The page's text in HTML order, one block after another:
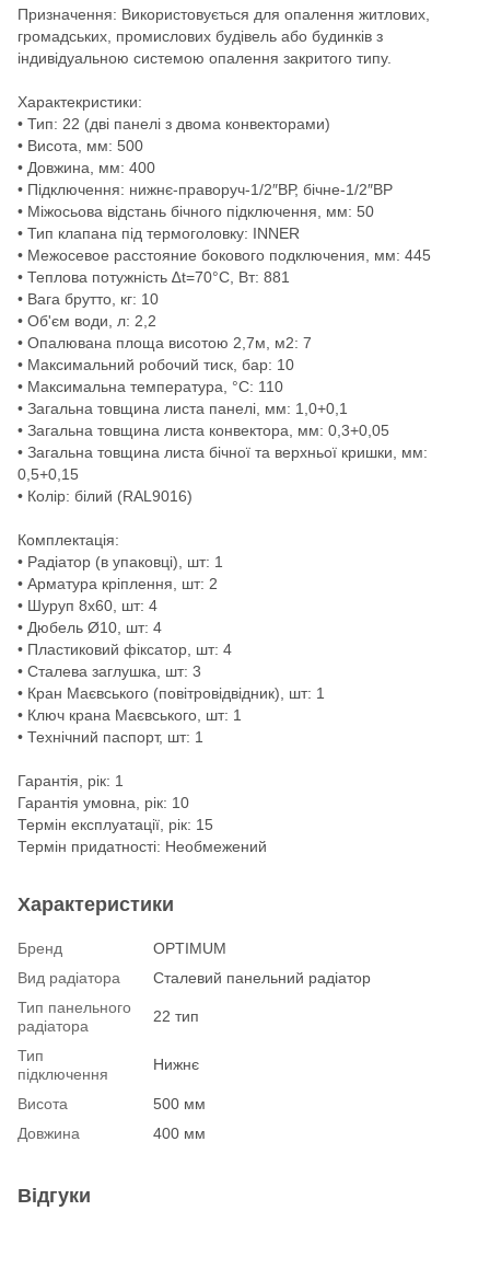
Призначення: Використовується для опалення житлових,
громадських, промислових будівель або будинків з
індивідуальною системою опалення закритого типу.
Характекристики:
• Тип: 22 (дві панелі з двома конвекторами)
• Висота, мм: 500
• Довжина, мм: 400
• Підключення: нижнє-праворуч-1/2″ВР, бічне-1/2″ВР
• Міжосьова відстань бічного підключення, мм: 50
• Тип клапана під термоголовку: INNER
• Межосевое расстояние бокового подключения, мм: 445
• Теплова потужність ∆t=70°C, Вт: 881
• Вага брутто, кг: 10
• Об'єм води, л: 2,2
• Опалювана площа висотою 2,7м, м2: 7
• Максимальний робочий тиск, бар: 10
• Максимальна температура, °С: 110
• Загальна товщина листа панелі, мм: 1,0+0,1
• Загальна товщина листа конвектора, мм: 0,3+0,05
• Загальна товщина листа бічної та верхньої кришки, мм:
0,5+0,15
• Колір: білий (RAL9016)
Комплектація:
• Радіатор (в упаковці), шт: 1
• Арматура кріплення, шт: 2
• Шуруп 8х60, шт: 4
• Дюбель Ø10, шт: 4
• Пластиковий фіксатор, шт: 4
• Сталева заглушка, шт: 3
• Кран Маєвського (повітровідвідник), шт: 1
• Ключ крана Маєвського, шт: 1
• Технічний паспорт, шт: 1
Гарантія, рік: 1
Гарантія умовна, рік: 10
Термін експлуатації, рік: 15
Термін придатності: Необмежений
Характеристики
Бренд
OPTIMUM
Вид радіатора
Сталевий панельний радіатор
Тип панельного
радіатора
22 тип
Тип
підключення
Нижнє
Висота
500 мм
Довжина
400 мм
Відгуки